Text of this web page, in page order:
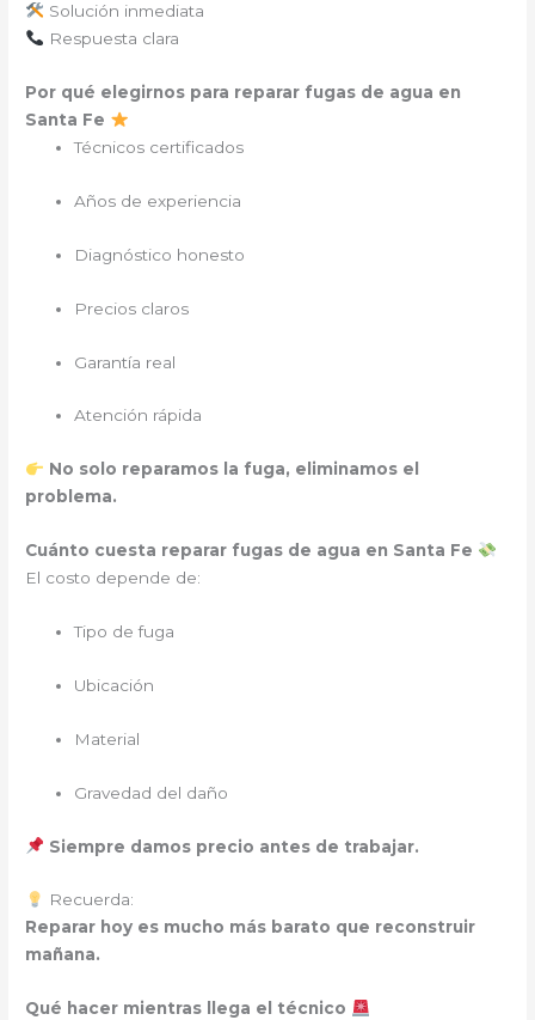
Solución inmediata
Respuesta clara
Por qué elegirnos para reparar fugas de agua en
Santa Fe
Técnicos certificados
Años de experiencia
Diagnóstico honesto
Precios claros
Garantía real
Atención rápida
No solo reparamos la fuga, eliminamos el
problema.
Cuánto cuesta reparar fugas de agua en Santa Fe
El costo depende de:
Tipo de fuga
Ubicación
Material
Gravedad del daño
Siempre damos precio antes de trabajar.
Recuerda:
Reparar hoy es mucho más barato que reconstruir
mañana.
Qué hacer mientras llega el técnico